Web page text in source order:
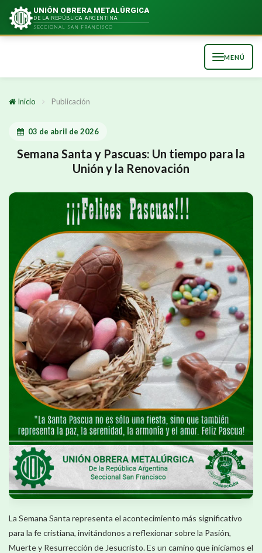
Compartir en:
UNIÓN OBRERA METALÚRGICA
DE LA REPÚBLICA ARGENTINA
SECCIONAL SAN FRANCISCO
Toggle
navigation
MENÚ
Inicio Publicación
03 de abril de 2026
Semana Santa y Pascuas: Un tiempo para la
Unión y la Renovación
La Semana Santa representa el acontecimiento más significativo
para la fe cristiana, invitándonos a reflexionar sobre la Pasión,
Muerte y Resurrección de Jesucristo. Es un camino que iniciamos el